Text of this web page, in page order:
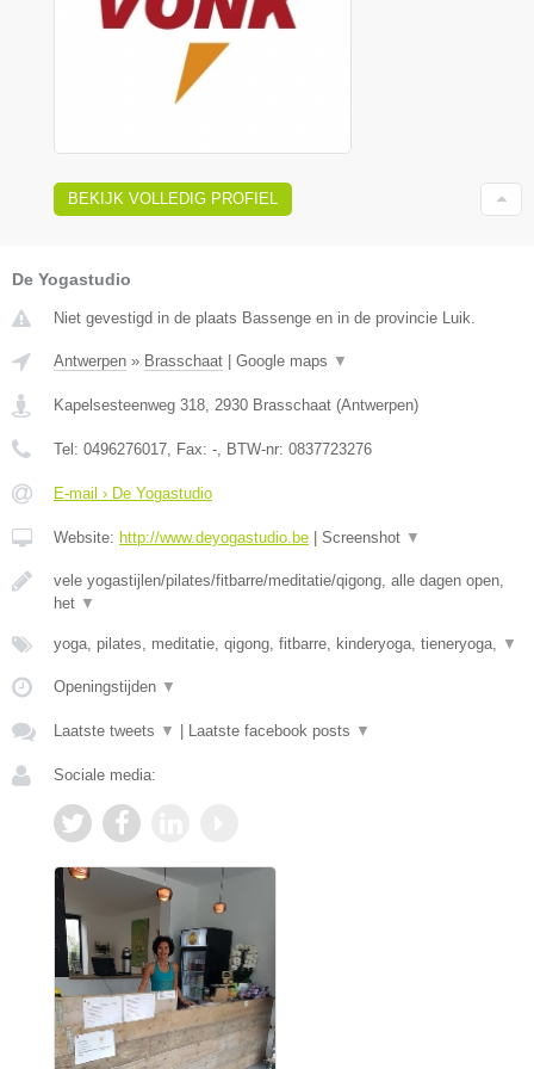
BEKIJK VOLLEDIG PROFIEL
De Yogastudio
Niet gevestigd in de plaats Bassenge en in de provincie Luik.
Antwerpen » Brasschaat | Google maps ▼
Kapelsesteenweg 318 2930 Brasschaat (Antwerpen)
Tel: 0496276017 , Fax: - , BTW-nr: 0837723276
E-mail › De Yogastudio
Website: http://www.deyogastudio.be | Screenshot ▼
vele yogastijlen/pilates/fitbarre/meditatie/qigong, alle dagen open,
het ▼
yoga, pilates, meditatie, qigong, fitbarre, kinderyoga, tieneryoga, ▼
Openingstijden ▼
Laatste tweets ▼ | Laatste facebook posts ▼
Sociale media: